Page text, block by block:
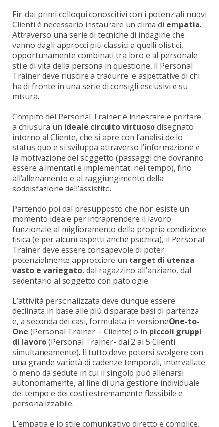
Fin dai primi colloqui conoscitivi con i potenziali nuovi
Clienti è necessario instaurare un clima di empatia.
Attraverso una serie di tecniche di indagine che
vanno dagli approcci più classici a quelli olistici,
opportunamente combinati tra loro e al personale
stile di vita della persona in questione, il Personal
Trainer deve riuscire a tradurre le aspettative di chi
ha di fronte in una serie di consigli esclusivi e su
misura.
Compito del Personal Trainer è innescare e portare
a chiusura un ideale circuito virtuosodisegnato
intorno al Cliente, che si apre con l’analisi dello
status quo e si sviluppa attraverso l’informazione e
la motivazione del soggetto (passaggi che dovranno
essere alimentati e implementati nel tempo), fino
all’allenamento e al raggiungimento della
soddisfazione dell’assistito.
Partendo poi dal presupposto che non esiste un
momento ideale per intraprendere il lavoro
funzionale al miglioramento della propria condizione
fisica (e per alcuni aspetti anche psichica), il Personal
Trainer deve essere consapevole di poter
potenzialmente approcciare un target di utenza
vasto e variegato, dal ragazzino all’anziano, dal
sedentario al soggetto con patologie.
L’attività personalizzata deve dunque essere
declinata in base alle più disparate basi di partenza
e, a seconda dei casi, formulata in versioneOne-to-
One (Personal Trainer – Cliente) o in piccoli gruppi
di lavoro(Personal Trainer- dai 2 ai 5 Clienti
simultaneamente). Il tutto deve potersi svolgere con
una grande varietà di cadenze temporali, intervallate
o meno da sedute in cui il singolo può allenarsi
autonomamente, al fine di una gestione individuale
del tempo e dei costi estremamente flessibile e
personalizzabile.
L’empatia e lo stile comunicativo diretto e complice,